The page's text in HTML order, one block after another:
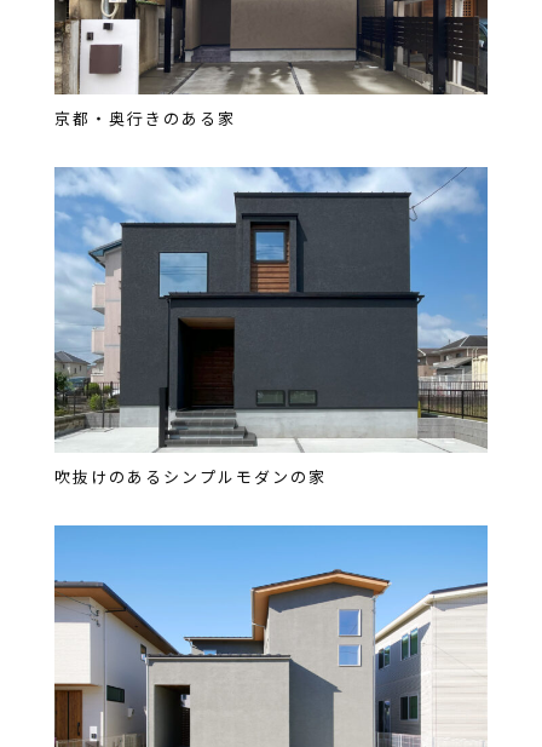
京都・奥行きのある家
吹抜けのあるシンプルモダンの家